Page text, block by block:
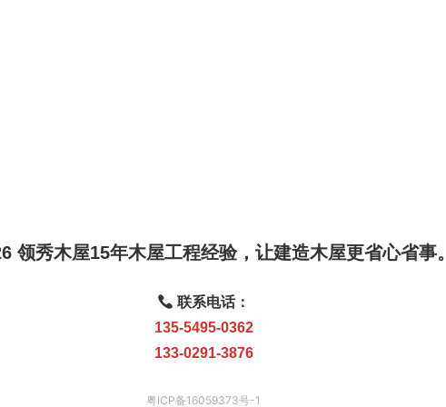
领秀木屋15年木屋工程经验，让建造木屋更省心省事。
联系电话：
135-5495-0362
133-0291-3876
粤ICP备16059373号-1